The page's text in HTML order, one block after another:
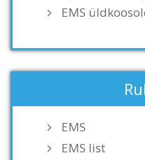
EMS
EMS
EMS list